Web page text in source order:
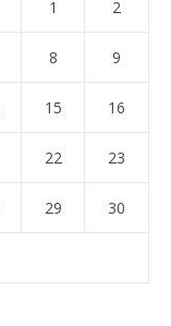
1 2
8 9
15 16
22 23
29 30